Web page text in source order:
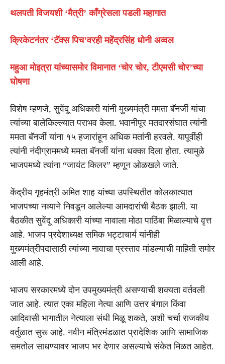
थलपती विजयशी ‘मैत्री’ काँग्रेसला पडली महागात
क्रिकेटनंतर ‘टॅक्स पिच’वरही महेंद्रसिंह धोनी अव्वल
महुआ मोइत्रा यांच्यासमोर विमानात ‘चोर चोर, टीएमसी चोर’च्या
घोषणा
विशेष म्हणजे, सुवेंदू अधिकारी यांनी मुख्यमंत्री ममता बॅनर्जी यांचा
त्यांच्या बालेकिल्ल्यात पराभव केला. भवानीपूर मतदारसंघात त्यांनी
ममता बॅनर्जी यांना १५ हजारांहून अधिक मतांनी हरवले. यापूर्वीही
त्यांनी नंदीग्राममध्ये ममता बॅनर्जी यांना धक्का दिला होता. त्यामुळे
भाजपमध्ये त्यांना “जायंट किलर” म्हणून ओळखले जाते.
केंद्रीय गृहमंत्री अमित शाह यांच्या उपस्थितीत कोलकात्यात
भाजपच्या नव्याने निवडून आलेल्या आमदारांची बैठक झाली. या
बैठकीत सुवेंदू अधिकारी यांच्या नावाला मोठा पाठिंबा मिळाल्याचे वृत्त
आहे. भाजप प्रदेशाध्यक्ष समिक भट्टाचार्य यांनीही
मुख्यमंत्रीपदासाठी त्यांच्या नावाचा प्रस्ताव मांडल्याची माहिती समोर
आली आहे.
भाजप सरकारमध्ये दोन उपमुख्यमंत्री असण्याची शक्यता वर्तवली
जात आहे. त्यात एका महिला नेत्या आणि उत्तर बंगाल किंवा
आदिवासी भागातील नेत्याला संधी मिळू शकते, अशी चर्चा राजकीय
वर्तुळात सुरू आहे. नवीन मंत्रिमंडळात प्रादेशिक आणि सामाजिक
समतोल साधण्यावर भाजप भर देणार असल्याचे संकेत मिळत आहेत.